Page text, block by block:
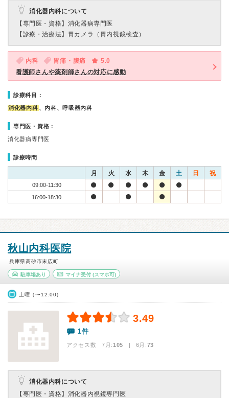
消化器内科について
【専門医・資格】 消化器病専門医
【診療・治療法】 胃カメラ（胃内視鏡検査）
内科 胃痛・腹痛
5.0
看護師さんや薬剤師さんの対応に感動
診療科目：
消化器内科 、内科、呼吸器内科
専門医・資格：
消化器病専門医
診療時間
月 火 水 木 金 土 日 祝
09:00-11:30
16:00-18:30
秋山内科医院
兵庫県高砂市末広町
駐車場あり マイナ受付(スマホ可)
土曜（〜12:00）
3.49
1件
アクセス数 7月:105 | 6月:73
消化器内科について
【専門医・資格】 消化器内視鏡専門医